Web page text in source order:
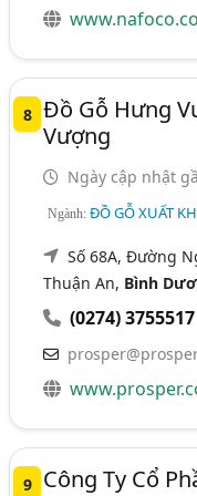
8 Đồ Gỗ Hưng
Vượng
Ngày cập nhật
Ngành:ĐỒ GỖ XUẤT
Số 68A, Đường
Thuận An, Bình
(0274) 3755517
9 Công Ty Cổ